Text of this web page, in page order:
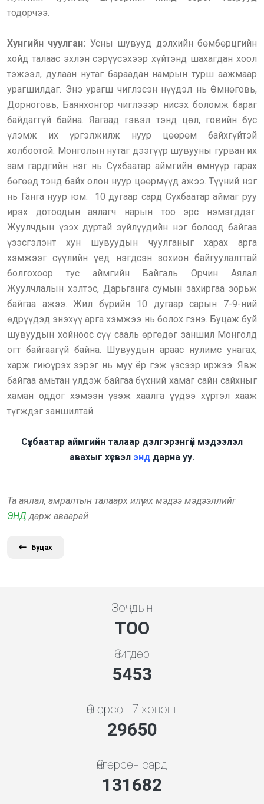
тодорчээ.
Хунгийн чуулган: Усны шувууд дэлхийн бөмбөрцгийн
хойд талаас эхлэн сэрүүсэхээр хүйтэнд шахагдан хоол
тэжээл, дулаан нутаг бараадан намрын турш аажмаар
урагшилдаг. Энэ урагш чиглэсэн нүүдэл нь Өмнөговь,
Дорноговь, Баянхонгор чиглэээр нисэх боломж бараг
байдаггүй байна. Яагаад гэвэл тэнд цөл, говийн бүс
үлэмж их үргэлжилж нуур цөөрөм байхгүйтэй
холбоотой. Монголын нутаг дээгүүр шувууны гурван их
зам гардгийн нэг нь Сүхбаатар аймгийн өмнүүр гарах
бөгөөд тэнд байх олон нуур цөөрмүүд ажээ. Түүний нэг
нь Ганга нуур юм. 10 дугаар сард Сүхбаатар аймаг руу
ирэх дотоодын аялагч нарын тоо эрс нэмэгддэг.
Жуулчдын үзэх дуртай зүйлүүдийн нэг болоод байгаа
үзэсгэлэнт хун шувуудын чуулганыг харах арга
хэмжээг сүүлийн үед нэгдсэн зохион байгуулалттай
болгохоор тус аймгийн Байгаль Орчин Аялал
Жуулчлалын хэлтэс, Дарьганга сумын захиргаа зорьж
байгаа ажээ. Жил бүрийн 10 дугаар сарын 7-9-ний
өдрүүдэд энэхүү арга хэмжээ нь болох гэнэ. Буцаж буй
шувуудын хойноос сүү сааль өргөдөг заншил Монголд
огт байгаагүй байна. Шувуудын араас нулимс унагах,
харж гиюүрэх зэрэг нь муу ёр гэж үзсээр иржээ. Явж
байгаа амьтан үлдэж байгаа бүхний хамаг сайн сайхныг
хаман оддог хэмээн үзэж хаалга үүдээ хүртэл хааж
түгждэг заншилтай.
Сүхбаатар аймгийн талаар дэлгэрэнгүй мэдээлэл
авахыг хүсвэл энд дарна уу.
Та аялал, амралтын талаарх илүү их мэдээ мэдээллийг
ЭНД дарж аваарай
Буцах
Зочдын
ТОО
Өчигдөр
5843
Өнгөрсөн 7 хоногт
31768
Өнгөрсөн сард
141088